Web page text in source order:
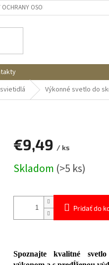
OSOBNÝCH ÚDAJOV
Výkonné svetlo do
€9,49 / ks
cena:
Skladom (>5 ks)
Pridať do
Spoznajte kvalitné